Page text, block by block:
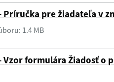
Príručka pre žiadateľa v
1.4 MB
Vzor formulára Žiadosť